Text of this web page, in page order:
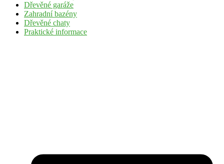
Dřevěné garáže
Zahradní bazény
Dřevěné chaty
Praktické informace